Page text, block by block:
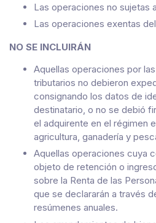
Las operaciones no sujetas
Las operaciones exentas
NO SE INCLUIRÁN
Aquellas operaciones por
tributarios no debieron
consignando los datos de
destinatario, o no se debió
el adquirente en el régimen
agricultura, ganadería y
Aquellas operaciones cuya
objeto de retención o
sobre la Renta de las
que se declararán a través
resúmenes anuales.